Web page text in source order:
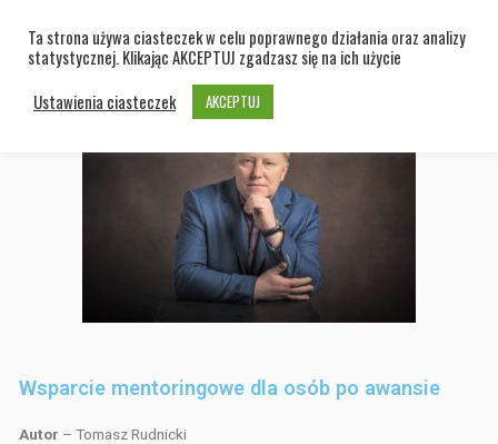
Wsparcie mentoringowe dla osób po awansie
Autor – Tomasz Rudnicki
Ta strona używa ciasteczek w celu poprawnego działania oraz analizy
statystycznej. Klikając AKCEPTUJ zgadzasz się na ich użycie
Ustawienia ciasteczek
AKCEPTUJ